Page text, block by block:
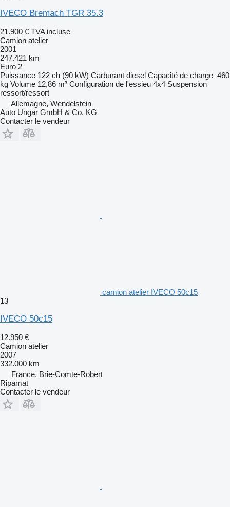
IVECO Bremach TGR 35.3
21.900 € TVA incluse
Camion atelier
2001
247.421 km
Euro 2
Puissance 122 ch (90 kW) Carburant diesel Capacité de charge 460
kg Volume 12,86 m³ Configuration de l'essieu 4x4 Suspension
ressort/ressort
Allemagne, Wendelstein
Auto Ungar GmbH & Co. KG
Contacter le vendeur
camion atelier IVECO 50c15
13
IVECO 50c15
12.950 €
Camion atelier
2007
332.000 km
France, Brie-Comte-Robert
Ripamat
Contacter le vendeur